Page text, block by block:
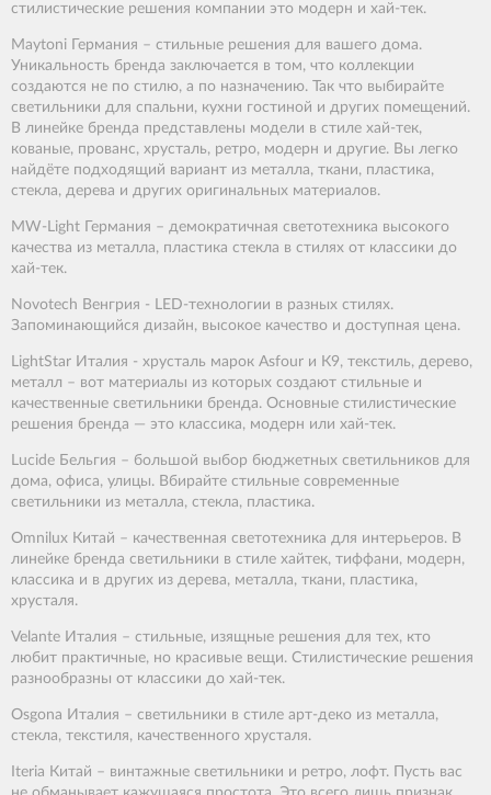
стилистические решения компании это модерн и хай-тек.
Maytoni Германия – стильные решения для вашего дома.
Уникальность бренда заключается в том, что коллекции
создаются не по стилю, а по назначению. Так что выбирайте
светильники для спальни, кухни гостиной и других помещений.
В линейке бренда представлены модели в стиле хай-тек,
кованые, прованс, хрусталь, ретро, модерн и другие. Вы легко
найдёте подходящий вариант из металла, ткани, пластика,
стекла, дерева и других оригинальных материалов.
MW-Light Германия – демократичная светотехника высокого
качества из металла, пластика стекла в стилях от классики до
хай-тек.
Novotech Венгрия - LED-технологии в разных стилях.
Запоминающийся дизайн, высокое качество и доступная цена.
LightStar Италия - хрусталь марок Asfour и К9, текстиль, дерево,
металл – вот материалы из которых создают стильные и
качественные светильники бренда. Основные стилистические
решения бренда — это классика, модерн или хай-тек.
Lucide Бельгия – большой выбор бюджетных светильников для
дома, офиса, улицы. Вбирайте стильные современные
светильники из металла, стекла, пластика.
Omnilux Китай – качественная светотехника для интерьеров. В
линейке бренда светильники в стиле хайтек, тиффани, модерн,
классика и в других из дерева, металла, ткани, пластика,
хрусталя.
Velante Италия – стильные, изящные решения для тех, кто
любит практичные, но красивые вещи. Стилистические решения
разнообразны от классики до хай-тек.
Osgona Италия – светильники в стиле арт-деко из металла,
стекла, текстиля, качественного хрусталя.
Iteria Китай – винтажные светильники и ретро, лофт. Пусть вас